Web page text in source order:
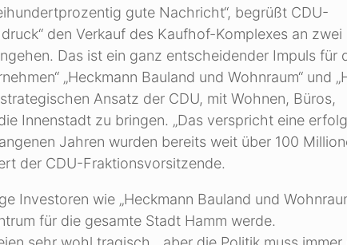
gute Nachricht“, begrüßt CDU-
den Verkauf des Kaufhof-Komplexes an zwei
Das ist ein ganz entscheidender Impuls für
„Heckmann Bauland und Wohnraum“ und
Ansatz der CDU, mit Wohnen, Büros,
Innenstadt zu bringen. „Das verspricht eine
Jahren wurden bereits weit über 100
der CDU-Fraktionsvorsitzende.
Investoren wie „Heckmann Bauland und
für die gesamte Stadt Hamm werde.